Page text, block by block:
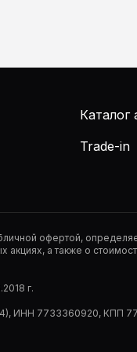
Каталог
Trade-in
офертой,
а также о
г.
ИНН 7733360920, КПП